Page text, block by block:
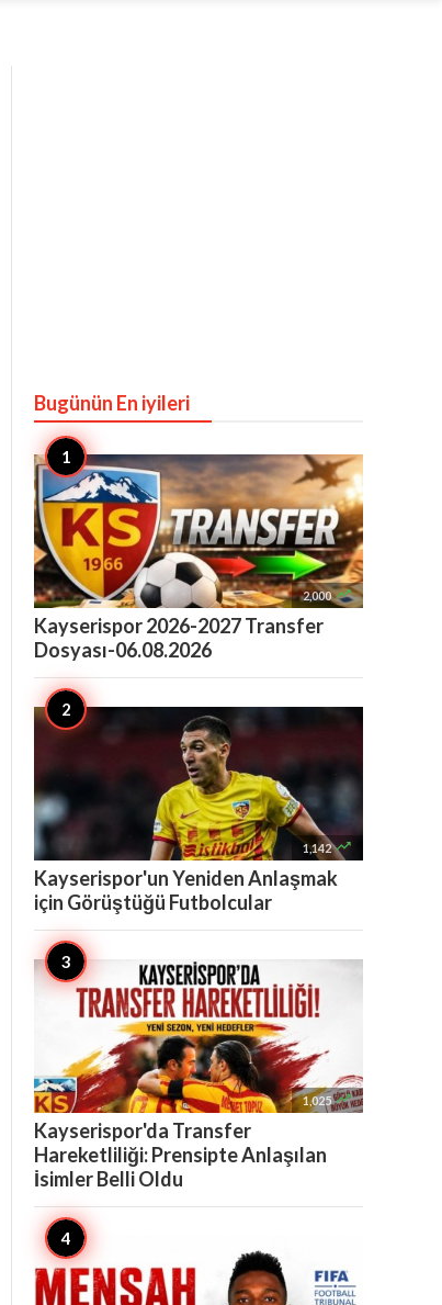
Bugünün En iyileri
2,000 
Kayserispor 2026-2027 Transfer
Dosyası-06.08.2026
1,142 
Kayserispor'un Yeniden Anlaşmak
için Görüştüğü Futbolcular
1,025 
Kayserispor'da Transfer
Hareketliliği: Prensipte Anlaşılan
İsimler Belli Oldu